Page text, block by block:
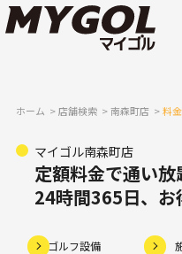
ホーム 店舗検索 南森町店 料金
マイゴル南森町店
定額料金で通い
24時間365日、お
ゴルフ設備